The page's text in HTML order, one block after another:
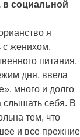
социальной
я
с женихом,
питания,
дня, ввела
много и долго
слышать себя. В
тем, что
и все прежние